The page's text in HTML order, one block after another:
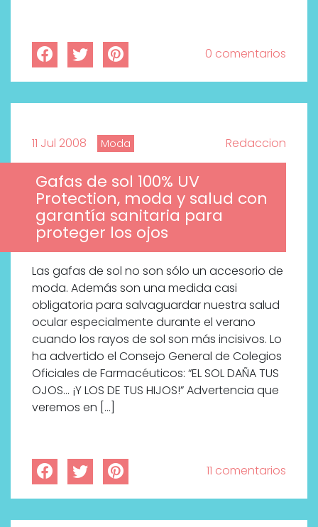
0 comentarios
11 Jul 2008 Moda Redaccion
Gafas de sol 100% UV
Protection, moda y salud con
garantía sanitaria para
proteger los ojos
Las gafas de sol no son sólo un accesorio de
moda. Además son una medida casi
obligatoria para salvaguardar nuestra salud
ocular especialmente durante el verano
cuando los rayos de sol son más incisivos. Lo
ha advertido el Consejo General de Colegios
Oficiales de Farmacéuticos: “EL SOL DAÑA TUS
OJOS… ¡Y LOS DE TUS HIJOS!” Advertencia que
veremos en […]
11 comentarios